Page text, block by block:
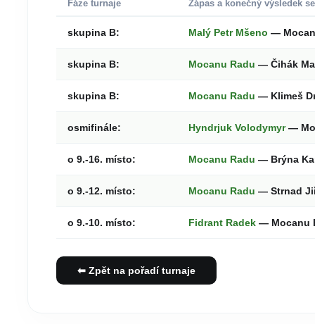
Fáze turnaje Zápas a konečný výsledek
skupina B: Malý Petr Mšeno —
skupina B: Mocanu Radu — Čihák
skupina B: Mocanu Radu — Klimeš
osmifinále: Hyndrjuk Volodymyr—
o 9.-16. místo: Mocanu Radu — Brýna
o 9.-12. místo: Mocanu Radu — Strnad
o 9.-10. místo: Fidrant Radek — Mocanu
⬅ Zpět na pořadí turnaje